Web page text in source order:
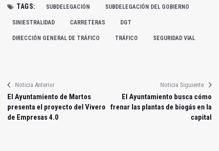
TAGS: SUBDELEGACIÓN SUBDELEGACIÓN DEL GOBIERNO
SINIESTRALIDAD CARRETERAS DGT
DIRECCIÓN GENERAL DE TRÁFICO TRÁFICO SEGURIDAD VIAL
Noticia Anterior
El Ayuntamiento de Martos
presenta el proyecto del Vivero
de Empresas 4.0
Noticia Siguiente
El Ayuntamiento busca cómo
frenar las plantas de biogás en la
capital